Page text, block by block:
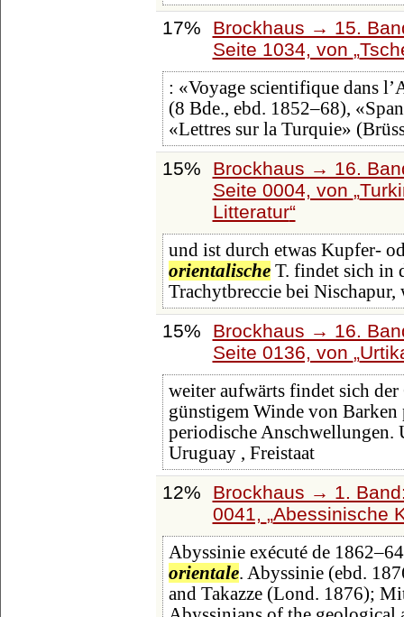
17%
Brockhaus → 15.
Seite 1034, von
: «Voyage scientifique dans
(8 Bde., ebd. 1852‒68),
«Lettres sur la Turquie»
15%
Brockhaus → 16.
Seite 0004, von
Litteratur
und ist durch etwas Kupfer-
orientalischeT. findet sich in
Trachytbreccie bei
15%
Brockhaus → 16.
Seite 0136, von
weiter aufwärts findet sich
günstigem Winde von Barken
periodische
Uruguay , Freistaat
12%
Brockhaus → 1.
0041,
Abessinische
Abyssinie exécuté de
orientale. Abyssinie (ebd.
and Takazze (Lond. 1876);